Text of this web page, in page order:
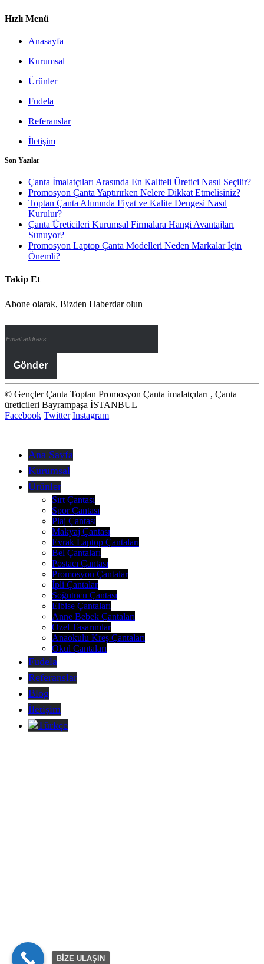
Hızlı Menü
Anasayfa
Kurumsal
Ürünler
Fudela
Referanslar
İletişim
Son Yazılar
Çanta İmalatçıları Arasında En Kaliteli Üretici Nasıl Seçilir?
Promosyon Çanta Yaptırırken Nelere Dikkat Etmelisiniz?
Toptan Çanta Alımında Fiyat ve Kalite Dengesi Nasıl
Kurulur?
Çanta Üreticileri Kurumsal Firmalara Hangi Avantajları
Sunuyor?
Promosyon Laptop Çanta Modelleri Neden Markalar İçin
Önemli?
Takip Et
Abone olarak, Bizden Haberdar olun
© Gençler Çanta Toptan Promosyon Çanta imalatçıları , Çanta
üreticileri Bayrampaşa İSTANBUL
Facebook Twitter Instagram
Ana Sayfa
Kurumsal
Ürünler
Sırt Çantası
Spor Çantası
Plaj Çantası
Makyaj Çantası
Evrak Laptop Çantaları
Bel Çantaları
Postacı Çantası
Promosyon Çantalar
İpli Çantalar
Soğutucu Çantası
Elbise Çantaları
Anne Bebek Çantaları
Özel Tasarımlar
Anaokulu Kreş Çantaları
Okul Çantaları
Fudela
Referanslar
Blog
İletişim
Türkçe
BİZE ULAŞIN